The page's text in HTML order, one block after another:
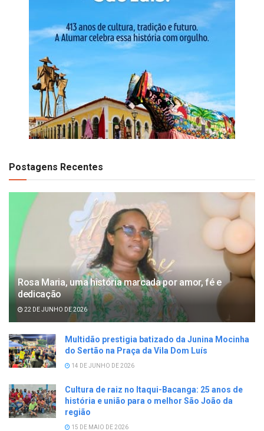
Postagens Recentes
Rosa Maria, uma história marcada por amor, fé e
dedicação
22 DE JUNHO DE 2026
Multidão prestigia batizado da Junina Mocinha
do Sertão na Praça da Vila Dom Luís
14 DE JUNHO DE 2026
Cultura de raiz no Itaqui-Bacanga: 25 anos de
história e união para o melhor São João da
região
15 DE MAIO DE 2026